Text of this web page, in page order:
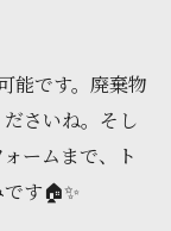
能です。廃棄物
さいね。そし
ームまで、ト
す🏠✨